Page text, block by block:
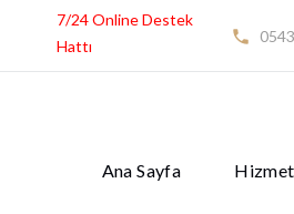
7/24 Online Destek
Hattı
Ana Sayfa